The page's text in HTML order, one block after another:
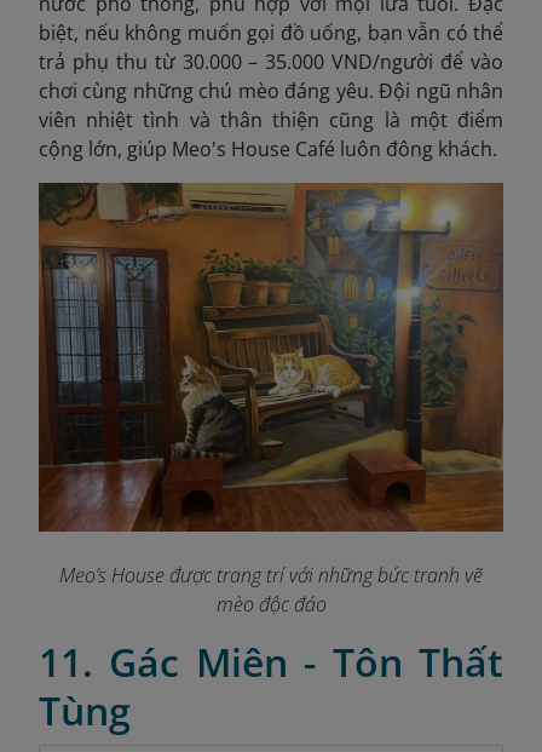
biệt, nếu không muốn gọi đồ uống, bạn vẫn có thể
trả phụ thu từ 30.000 – 35.000 VND/người để vào
chơi cùng những chú mèo đáng yêu. Đội ngũ nhân
viên nhiệt tình và thân thiện cũng là một điểm
cộng lớn, giúp Meo's House Café luôn đông khách.
Meo’s House được trang trí với những bức tranh vẽ
mèo độc đáo
11. Gác Miên - Tôn Thất
Tùng